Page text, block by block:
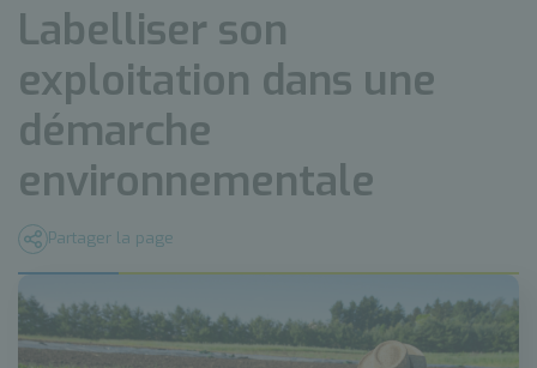
Labelliser son
exploitation dans une
démarche
environnementale
Partager la page